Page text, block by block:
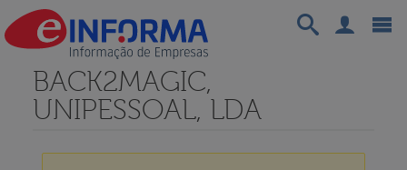
BACK2MAGIC,
UNIPESSOAL, LDA